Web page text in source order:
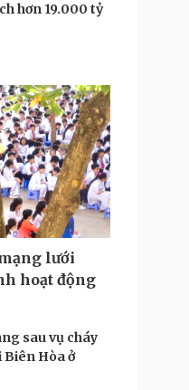
hơn 19.000 tỷ
lưới
hoạt động
sau vụ cháy
Hòa ở